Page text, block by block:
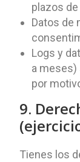
plazos
Datos de
Logs y
a meses)
por
9.
Tienes los